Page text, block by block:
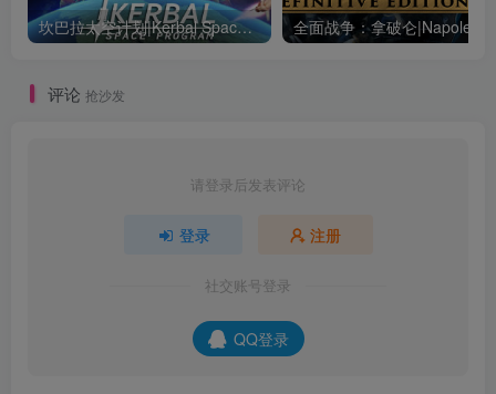
坎巴拉太空计划|Kerbal Space Program|1.12.5.3190|整合全DLC
评论 抢沙发
请登录后发表评论
登录 注册
社交账号登录
QQ登录